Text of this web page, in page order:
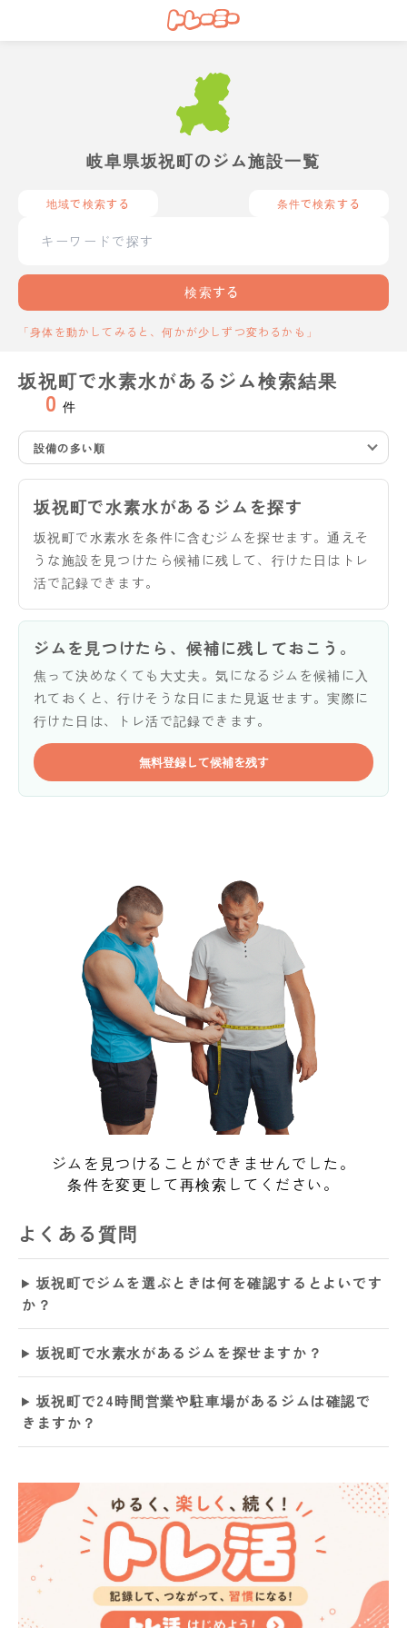
岐阜県坂祝町のジム施設一覧
地域で検索する 条件で検索する
検索する
「身体を動かしてみると、何かが少しずつ変わるかも」
坂祝町で水素水があるジム検索結果
0 件
設備の多い順
坂祝町で水素水があるジムを探す
坂祝町で水素水を条件に含むジムを探せます。通えそ
うな施設を見つけたら候補に残して、行けた日はトレ
活で記録できます。
ジムを見つけたら、候補に残しておこう。
焦って決めなくても大丈夫。気になるジムを候補に入
れておくと、行けそうな日にまた見返せます。実際に
行けた日は、トレ活で記録できます。
無料登録して候補を残す
ジムを見つけることができませんでした。
条件を変更して再検索してください。
よくある質問
坂祝町でジムを選ぶときは何を確認するとよいです
か？
坂祝町で水素水があるジムを探せますか？
坂祝町で24時間営業や駐車場があるジムは確認で
きますか？